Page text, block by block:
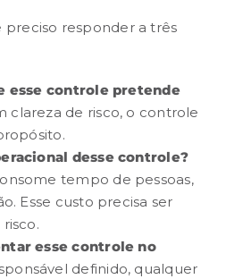
preciso responder a três
esse controle pretende
clareza de risco, o controle
desse controle?
tempo de pessoas,
Esse custo precisa ser
esse controle no
definido, qualquer